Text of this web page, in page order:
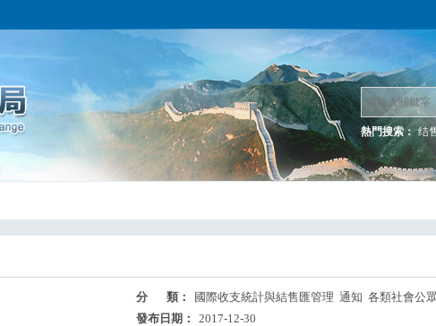
熱門搜索： 结
分 類：
國際收支統計與結售匯管理 通知 各類社會公眾
發布日期：
2017-12-30